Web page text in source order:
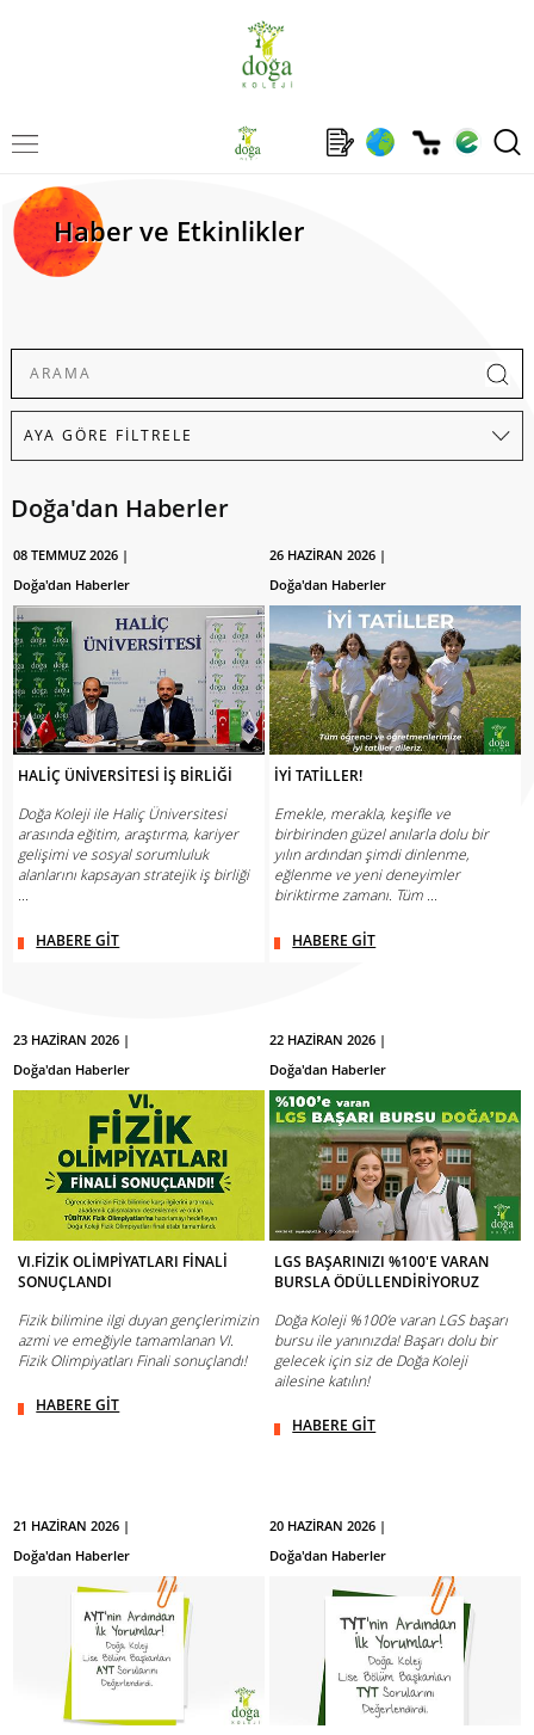
Haber ve Etkinlikler
Doğa'dan Haberler
08 TEMMUZ 2026 |
Doğa'dan Haberler
HALİÇ ÜNİVERSİTESİ İŞ BİRLİĞİ
Doğa Koleji ile Haliç Üniversitesi
arasında eğitim, araştırma, kariyer
gelişimi ve sosyal sorumluluk
alanlarını kapsayan stratejik iş birliği
...
HABERE GİT
26 HAZİRAN 2026 |
Doğa'dan Haberler
İYİ TATİLLER!
Emekle, merakla, keşifle ve
birbirinden güzel anılarla dolu bir
yılın ardından şimdi dinlenme,
eğlenme ve yeni deneyimler
biriktirme zamanı. Tüm ...
HABERE GİT
23 HAZİRAN 2026 |
Doğa'dan Haberler
VI.FİZİK OLİMPİYATLARI FİNALİ
SONUÇLANDI
Fizik bilimine ilgi duyan gençlerimizin
azmi ve emeğiyle tamamlanan VI.
Fizik Olimpiyatları Finali sonuçlandı!
HABERE GİT
22 HAZİRAN 2026 |
Doğa'dan Haberler
LGS BAŞARINIZI %100'E VARAN
BURSLA ÖDÜLLENDİRİYORUZ
Doğa Koleji %100’e varan LGS başarı
bursu ile yanınızda! Başarı dolu bir
gelecek için siz de Doğa Koleji
ailesine katılın!
HABERE GİT
21 HAZİRAN 2026 |
Doğa'dan Haberler
20 HAZİRAN 2026 |
Doğa'dan Haberler